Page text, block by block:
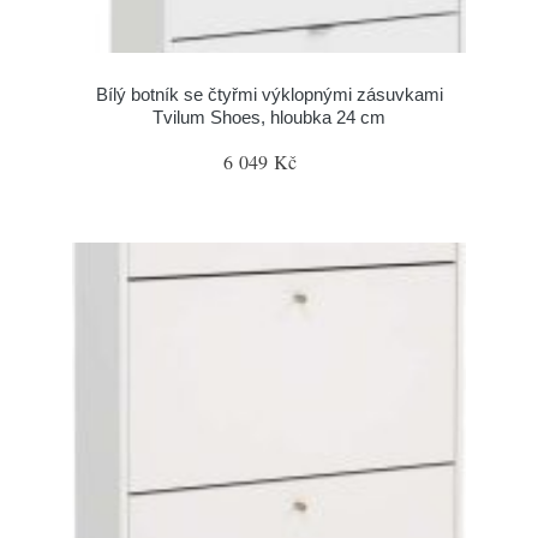
Bílý botník se čtyřmi výklopnými zásuvkami
Tvilum Shoes, hloubka 24 cm
6 049 Kč